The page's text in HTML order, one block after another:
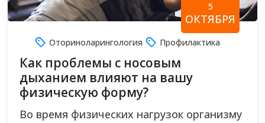
5
ОКТЯБРЯ
Оториноларингология Профилактика
Как проблемы с носовым
дыханием влияют на вашу
физическую форму?
Во время физических нагрузок организму